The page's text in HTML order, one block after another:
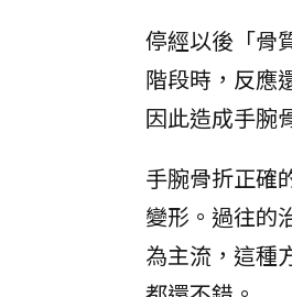
停經以後「骨
階段時，反應
因此造成手腕
手腕骨折正確
變形。過往的
為主流，這種